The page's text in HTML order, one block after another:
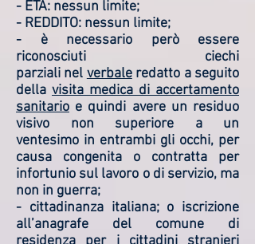
- ETÀ: nessun limite;
- REDDITO: nessun limite;
- è necessario però essere
riconosciuti ciechi
parziali nel verbaleredatto a seguito
della visita medica di accertamento
sanitario e quindi avere un residuo
visivo non superiore a un
ventesimo in entrambi gli occhi, per
causa congenita o contratta per
infortunio sul lavoro o di servizio, ma
non in guerra;
- cittadinanza italiana; o iscrizione
all’anagrafe del comune di